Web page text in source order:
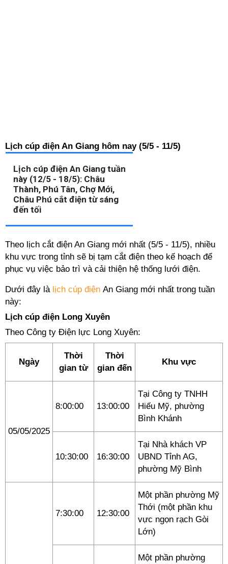
Lịch cúp điện An Giang hôm nay (5/5 - 11/5)
Lịch cúp điện An Giang tuần
này (12/5 - 18/5): Châu
Thành, Phú Tân, Chợ Mới,
Châu Phú cắt điện từ sáng
đến tối
Theo lịch cắt điện An Giang mới nhất (5/5 - 11/5), nhiều
khu vực trong tỉnh sẽ bị tạm cắt điện theo kế hoạch để
phục vụ việc bảo trì và cải thiện hệ thống lưới điện.
Dưới đây là lịch cúp điện An Giang mới nhất trong tuần
này:
Lịch cúp điện Long Xuyên
Theo Công ty Điện lực Long Xuyên:
Ngày
Thời
gian từ
Thời
gian đến
Khu vực
05/05/2025
8:00:00 13:00:00
Tại Công ty TNHH
Hiếu Mỹ, phường
Bình Khánh
10:30:00 16:30:00
Tại Nhà khách VP
UBND Tỉnh AG,
phường Mỹ Bình
7:30:00 12:30:00
Một phần phường Mỹ
Thới (một phần khu
vực ngọn rạch Gòi
Lớn)
Một phần phường